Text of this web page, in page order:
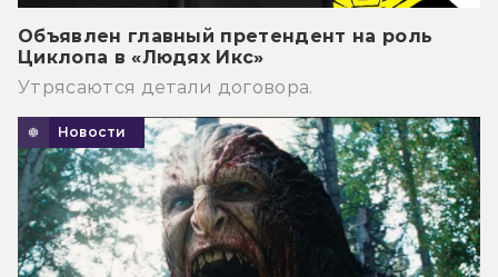
Объявлен главный претендент на роль
Циклопа в «Людях Икс»
Утрясаются детали договора.
Новости